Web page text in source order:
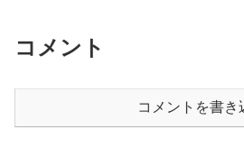
コメント
コメントを書き